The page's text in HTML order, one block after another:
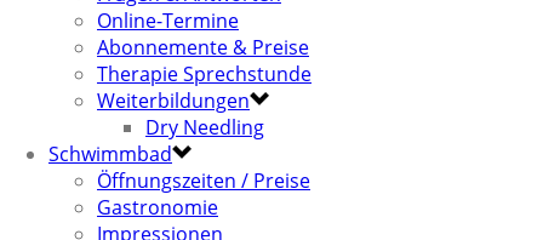
Online-Termine
Abonnemente & Preise
Therapie Sprechstunde
Weiterbildungen
Dry Needling
Schwimmbad
Öffnungszeiten / Preise
Gastronomie
Impressionen